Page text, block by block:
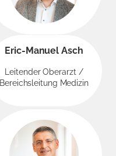
Eric-Manuel Asch
Leitender Oberarzt /
Bereichsleitung Medizin